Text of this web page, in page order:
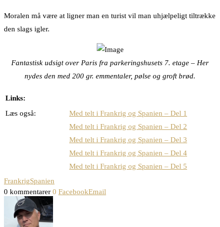
Moralen må være at ligner man en turist vil man uhjælpeligt tiltrække
den slags igler.
Fantastisk udsigt over Paris fra parkeringshusets 7. etage – Her
nydes den med 200 gr. emmentaler, pølse og groft brød.
Links:
Læs også:
Med telt i Frankrig og Spanien – Del 1
Med telt i Frankrig og Spanien – Del 2
Med telt i Frankrig og Spanien – Del 3
Med telt i Frankrig og Spanien – Del 4
Med telt i Frankrig og Spanien – Del 5
FrankrigSpanien
0 kommentarer 0 FacebookEmail